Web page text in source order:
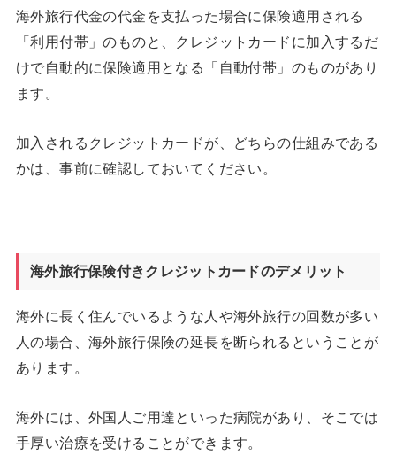
海外旅行代金の代金を支払った場合に保険適用される
「利用付帯」のものと、クレジットカードに加入するだ
けで自動的に保険適用となる「自動付帯」のものがあり
ます。
加入されるクレジットカードが、どちらの仕組みである
かは、事前に確認しておいてください。
海外旅行保険付きクレジットカードのデメリット
海外に長く住んでいるような人や海外旅行の回数が多い
人の場合、海外旅行保険の延長を断られるということが
あります。
海外には、外国人ご用達といった病院があり、そこでは
手厚い治療を受けることができます。